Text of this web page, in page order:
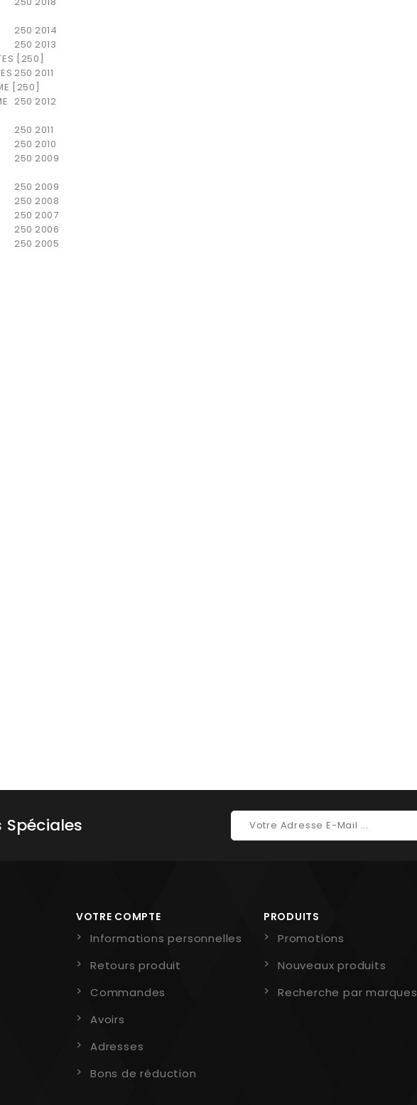
250 2014
250 2013
[250]
250 2011
[250]
250 2012
250 2011
250 2010
250 2009
250 2009
250 2008
250 2007
250 2006
250 2005
Spéciales
VOTRE COMPTE
Informations personnelles
Retours produit
Commandes
Avoirs
Adresses
Bons de réduction
PRODUITS
Promotions
Nouveaux produits
Recherche par marques